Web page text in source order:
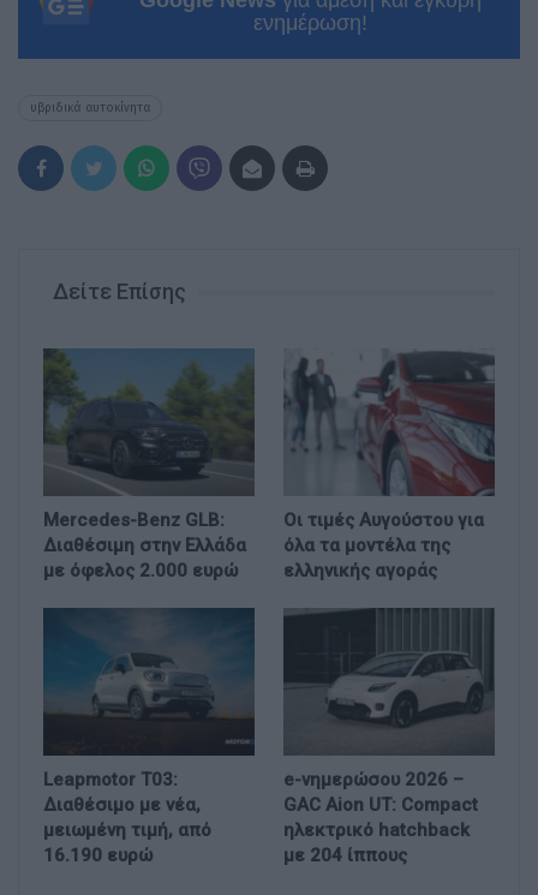
ενημέρωση!
υβριδικά αυτοκίνητα
Δείτε Επίσης
Mercedes-Benz GLB:
Διαθέσιμη στην Ελλάδα
με όφελος 2.000 ευρώ
Οι τιμές Αυγούστου για
όλα τα μοντέλα της
ελληνικής αγοράς
Leapmotor T03:
Διαθέσιμο με νέα,
μειωμένη τιμή, από
16.190 ευρώ
e-νημερώσου 2026 –
GAC Aion UT: Compact
ηλεκτρικό hatchback
με 204 ίππους